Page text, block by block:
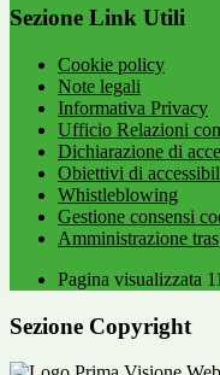
Sezione Link Utili
Cookie policy
Note legali
Informativa Privacy
Ufficio Relazioni
Dichiarazione di
Obiettivi di
Whistleblowing
Gestione consensi
Amministrazione
Pagina visualizzata
Sezione Copyright